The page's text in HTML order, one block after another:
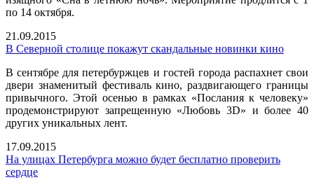
по 14 октября.
21.09.2015
В Северной столице покажут скандальные новинки кино
В сентябре для петербуржцев и гостей города распахнет свои
двери знаменитый фестиваль кино, раздвигающего границы
привычного. Этой осенью в рамках «Послания к человеку»
продемонстрируют запрещенную «Любовь 3D» и более 40
других уникальных лент.
17.09.2015
На улицах Петербурга можно будет бесплатно проверить
сердце